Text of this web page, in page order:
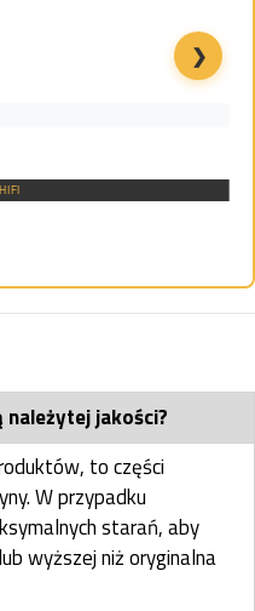
❯
należytej jakości?
to części
W przypadku
starań, aby
wyższej niż oryginalna